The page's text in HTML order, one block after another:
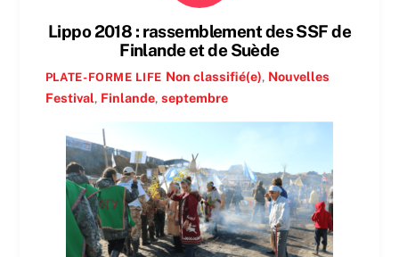
Lippo 2018 : rassemblement des SSF de
Finlande et de Suède
PLATE-FORME LIFE Non classifié(e), Nouvelles
Festival, Finlande, septembre